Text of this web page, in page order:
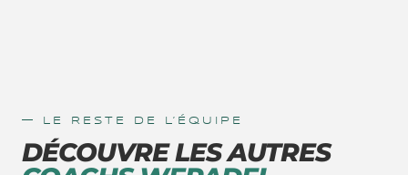
— LE RESTE DE L’ÉQUIPE
DÉCOUVRE LES AUTRES